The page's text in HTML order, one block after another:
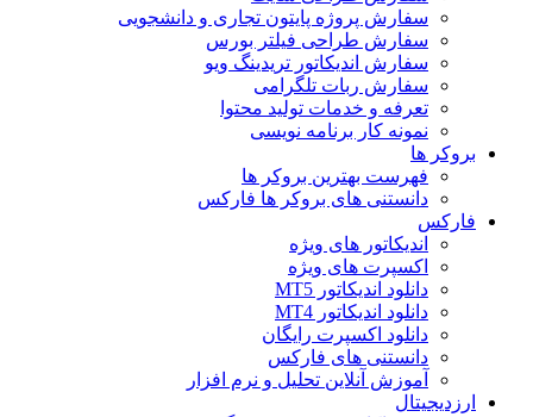
سفارش پروژه پایتون تجاری و دانشجویی
سفارش طراحی فیلتر بورس
سفارش اندیکاتور تریدینگ ویو
سفارش ربات تلگرامی
تعرفه و خدمات تولید محتوا
نمونه کار برنامه نویسی
بروکر ها
فهرست بهترین بروکر ها
دانستنی های بروکر ها فارکس
فارکس
اندیکاتور های ویژه
اکسپرت های ویژه
دانلود اندیکاتور MT5
دانلود اندیکاتور MT4
دانلود اکسپرت رایگان
دانستنی های فارکس
آموزش آنلاین تحلیل و نرم افزار
ارزدیجیتال